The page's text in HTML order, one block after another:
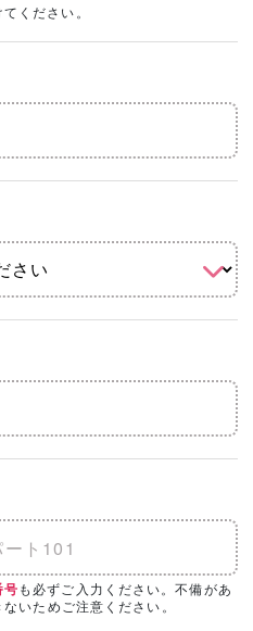
ください。
号も必ずご入力ください。不備があ
いためご注意ください。